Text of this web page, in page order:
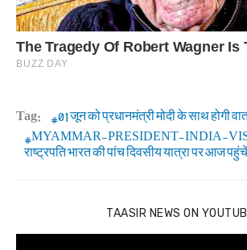
Tag: 01 जून को प्रधानमंत्री मोदी के साथ होगी
MYAMMAR-PRESIDENT-INDIA-
राष्ट्रपति भारत की पांच दिवसीय यात्रा पर आज
TAASIR NEWS ON